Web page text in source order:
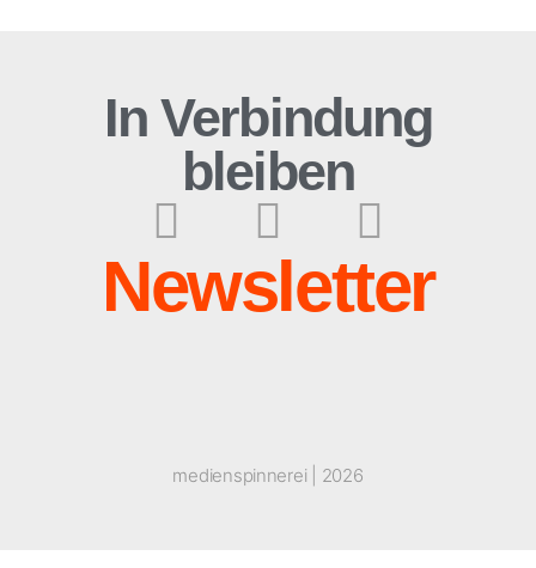
In Verbindung
bleiben
Newsletter
medienspinnerei | 2026